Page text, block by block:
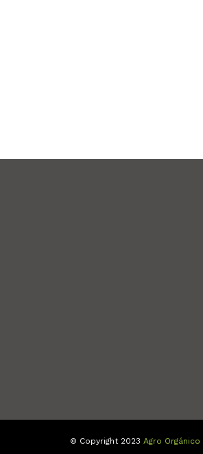
© Copyright 2023 Agro Orgánico